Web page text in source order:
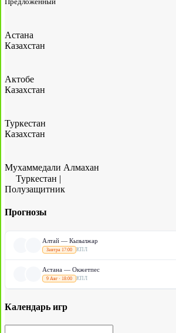
Астана
Казахстан
Актобе
Казахстан
Туркестан
Казахстан
Мухаммедали Алмахан
Туркестан |
Полузащитник
Прогнозы
Алтай — Кызылжар
Завтра 17:00 КПЛ
Астана — Окжетпес
9 Авг · 18:00 КПЛ
Календарь игр